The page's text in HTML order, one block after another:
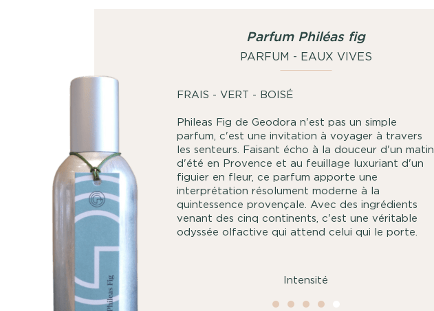
Parfum Philéas fig
PARFUM - EAUX VIVES
FRAIS - VERT - BOISÉ
Phileas Fig de Geodora n'est pas un simple
parfum, c'est une invitation à voyager à travers
les senteurs. Faisant écho à la douceur d'un matin
d'été en Provence et au feuillage luxuriant d'un
figuier en fleur, ce parfum apporte une
interprétation résolument moderne à la
quintessence provençale. Avec des ingrédients
venant des cinq continents, c'est une véritable
odyssée olfactive qui attend celui qui le porte.
Intensité